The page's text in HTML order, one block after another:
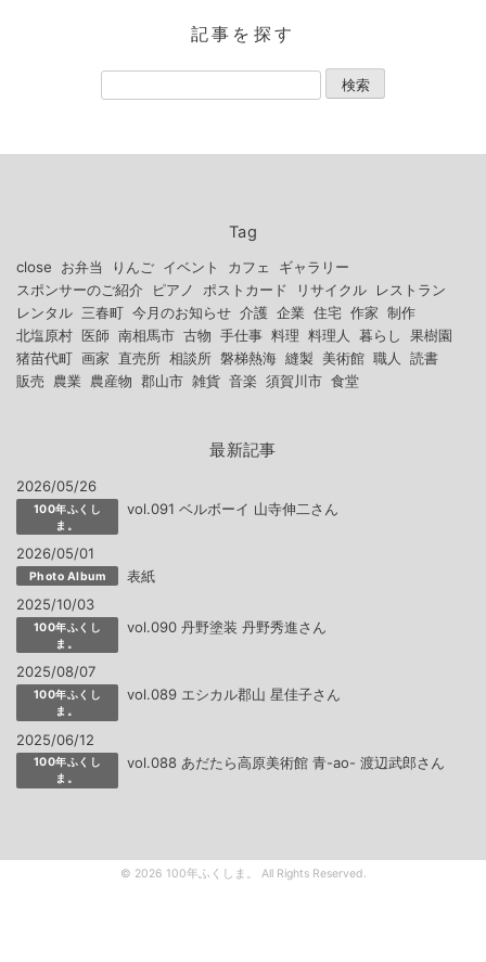
記事を探す
Tag
close お弁当 りんご イベント カフェ
ギャラリー
スポンサーのご紹介
ピアノ ポストカード リサイクル
レストラン
レンタル 三春町 今月のお知らせ 介護 企業 住宅 作家 制作
北塩原村 医師 南相馬市 古物 手仕事 料理 料理人 暮らし
果樹園
猪苗代町 画家 直売所 相談所 磐梯熱海 縫製 美術館 職人
読書
販売
農業 農産物 郡山市 雑貨 音楽 須賀川市 食堂
最新記事
2026/05/26
100年ふくし
ま。
vol.091 ベルボーイ 山寺伸二さん
2026/05/01
Photo Album
表紙
2025/10/03
100年ふくし
ま。
vol.090 丹野塗装 丹野秀進さん
2025/08/07
100年ふくし
ま。
vol.089 エシカル郡山 星佳子さん
2025/06/12
100年ふくし
ま。
vol.088 あだたら高原美術館 青-ao- 渡辺武郎さん
© 2026 100年ふくしま。 All Rights Reserved.